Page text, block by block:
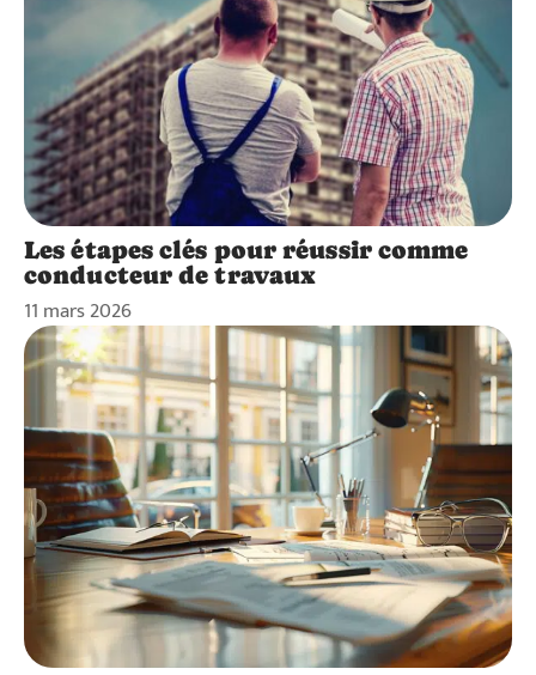
Les étapes clés pour réussir comme
conducteur de travaux
11 mars 2026